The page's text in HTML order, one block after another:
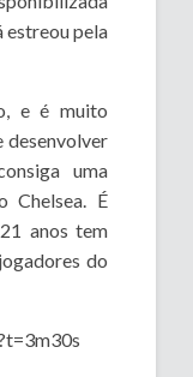
estreou pela
e é muito
desenvolver
uma
Chelsea. É
anos tem
do